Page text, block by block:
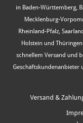
in Baden-Württemberg,
Mecklenburg-
Rheinland-Pfalz,
Holstein und
schnellem Versand und
Versand &